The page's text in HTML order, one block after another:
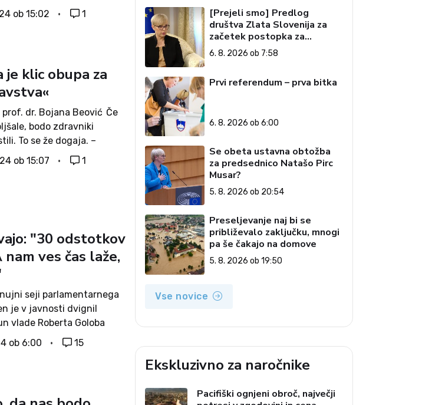
šole, zasebne vrtce,
– Oteževali...
ob 15:02 1
je klic obupa za
dr. Bojana Beović Če
bodo zdravniki
To se že dogaja. –
doseglo bistveno
napotnice za...
ob 15:07 1
"30 odstotkov
ves čas laže,
seji parlamentarnega
je v javnosti dvignil
vlade Roberta Goloba
lažeh, ki da so jih
ob 6:00 15
[Prejeli smo] Predlog
društva Zlata Slovenija za
začetek postopka za
preučitev pogojev za ustavno
obtožbo predsednice
6. 8. 2026 ob 7:58
Prvi referendum – prva bitka
6. 8. 2026 ob 6:00
Se obeta ustavna obtožba
za predsednico Natašo Pirc
Musar?
5. 8. 2026 ob 20:54
Preseljevanje naj bi se
približevalo zaključku, mnogi
pa še čakajo na domove
5. 8. 2026 ob 19:50
Vse novice
Ekskluzivno za naročnike
Pacifiški ognjeni obroč, največji